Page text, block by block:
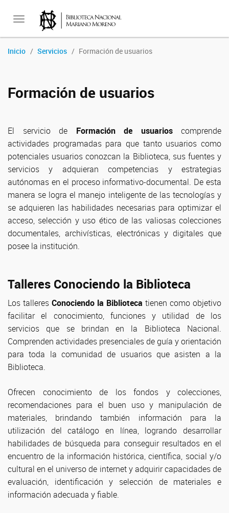
Toggle
Inicio Servicios Formación de usuarios
Formación de usuarios
El servicio de Formación de usuarioscomprende
actividades programadas para que tanto usuarios como
potenciales usuarios conozcan la Biblioteca, sus fuentes y
servicios y adquieran competencias y estrategias
autónomas en el proceso informativo-documental. De esta
manera se logra el manejo inteligente de las tecnologías y
se adquieren las habilidades necesarias para optimizar el
acceso, selección y uso ético de las valiosas colecciones
documentales, archivísticas, electrónicas y digitales que
posee la institución.
Talleres Conociendo la Biblioteca
Los talleres Conociendo la Biblioteca tienen como objetivo
facilitar el conocimiento, funciones y utilidad de los
servicios que se brindan en la Biblioteca Nacional.
Comprenden actividades presenciales de guía y orientación
para toda la comunidad de usuarios que asisten a la
Biblioteca.
Ofrecen conocimiento de los fondos y colecciones,
recomendaciones para el buen uso y manipulación de
materiales, brindando también información para la
utilización del catálogo en línea, logrando desarrollar
habilidades de búsqueda para conseguir resultados en el
encuentro de la información histórica, científica, social y/o
cultural en el universo de internet y adquirir capacidades de
evaluación, identificación y selección de materiales e
información adecuada y fiable.